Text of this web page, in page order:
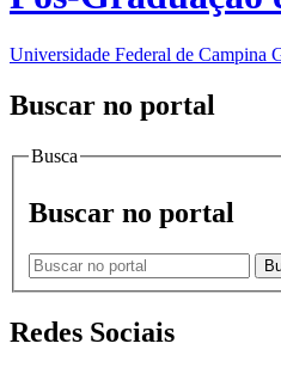
Universidade Federal de Campina
Buscar no portal
Busca
Buscar no portal
Redes Sociais